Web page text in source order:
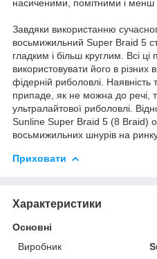
насиченими, помітними і
Завдяки використанню
восьмижильний Super Braid 5
гладким і більш круглим. Всі
використовувати його в різних
фідерній риболовлі. Наявність
припаде, як не можна до речі,
ультралайтової риболовлі.
Sunline Super Braid 5 (8 Braid)
восьмижильних шнурів на
Приховати
Характеристики
Основні
Виробник